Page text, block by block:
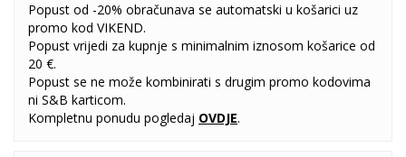
Popust od -20% obračunava se automatski u košarici uz
promo kod VIKEND.
Popust vrijedi za kupnje s minimalnim iznosom košarice od
20 €.
Popust se ne može kombinirati s drugim promo kodovima
ni S&B karticom.
Kompletnu ponudu pogledaj OVDJE.